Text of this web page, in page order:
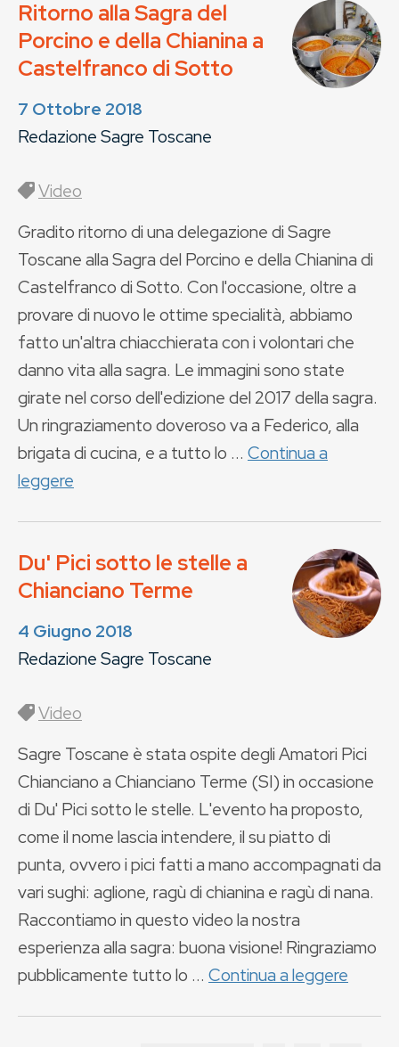
Ritorno alla Sagra del
Porcino e della Chianina a
Castelfranco di Sotto
7 Ottobre 2018
Redazione Sagre Toscane
Video
Gradito ritorno di una delegazione di Sagre
Toscane alla Sagra del Porcino e della Chianina di
Castelfranco di Sotto. Con l'occasione, oltre a
provare di nuovo le ottime specialità, abbiamo
fatto un'altra chiacchierata con i volontari che
danno vita alla sagra. Le immagini sono state
girate nel corso dell'edizione del 2017 della sagra.
Un ringraziamento doveroso va a Federico, alla
brigata di cucina, e a tutto lo ... Continua a
leggere
Du' Pici sotto le stelle a
Chianciano Terme
4 Giugno 2018
Redazione Sagre Toscane
Video
Sagre Toscane è stata ospite degli Amatori Pici
Chianciano a Chianciano Terme (SI) in occasione
di Du' Pici sotto le stelle. L'evento ha proposto,
come il nome lascia intendere, il su piatto di
punta, ovvero i pici fatti a mano accompagnati da
vari sughi: aglione, ragù di chianina e ragù di nana.
Raccontiamo in questo video la nostra
esperienza alla sagra: buona visione! Ringraziamo
pubblicamente tutto lo ... Continua a leggere